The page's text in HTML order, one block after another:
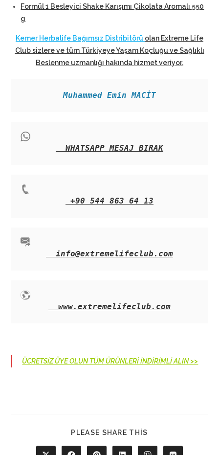
Formül 1 Besleyici Shake Karışımı Çikolata Aromalı 550
g
Kemer Herbalife Bağımsız Distribitörü olan Extreme Life
Club sizlere ve tüm Türkiyeye Yaşam Koçluğu ve Sağlıklı
Beslenme uzmanlığı hakında hizmet veriyor.
Muhammed Emin MACİT
WHATSAPP MESAJ BIRAK
+90 544 863 64 13
info@extremelifeclub.com
www.extremelifeclub.com
ÜCRETSİZ ÜYE OLUN TÜM ÜRÜNLERİ İNDİRİMLİ ALIN >>
PLEASE SHARE THIS
CONTENT